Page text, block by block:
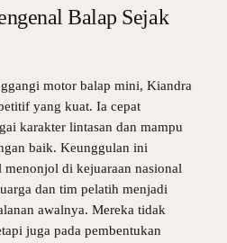
Balap Sejak
motor balap mini, Kiandra
yang kuat. Ia cepat
karakter lintasan dan mampu
baik. Keunggulan ini
di kejuaraan nasional
dan tim pelatih menjadi
awalnya. Mereka tidak
juga pada pembentukan